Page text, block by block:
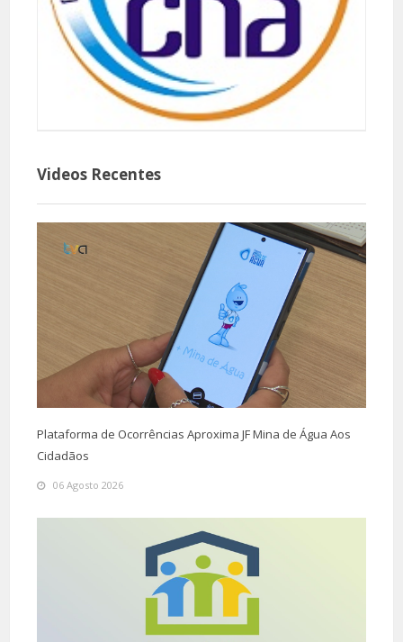
Videos Recentes
Plataforma de Ocorrências Aproxima JF Mina de Água Aos
Cidadãos
06 Agosto 2026